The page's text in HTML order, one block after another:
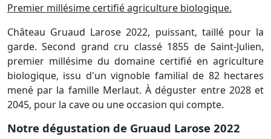
Premier millésime certifié agriculture biologique.
Château Gruaud Larose 2022, puissant, taillé pour la
garde. Second grand cru classé 1855 de Saint-Julien,
premier millésime du domaine certifié en agriculture
biologique, issu d'un vignoble familial de 82 hectares
mené par la famille Merlaut. À déguster entre 2028 et
2045, pour la cave ou une occasion qui compte.
Notre dégustation de Gruaud Larose 2022